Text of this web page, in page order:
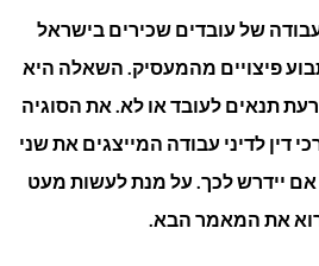
זכאי
הרעה
של עובדים שכירים בישראל
פיצויים מהמעסיק. השאלה היא
תנאים לעובד או לא. את הסוגיה
דין לדיני עבודה המייצגים את שני
יידרש לכך. על מנת לעשות מעט
את המאמר הבא.